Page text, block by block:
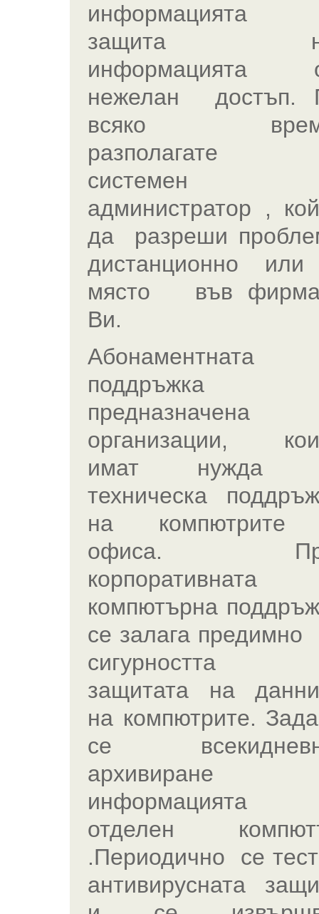
защита
информацията
нежелан достъп.
всяко
разполагате
системен
администратор ,
да разреши
дистанционно или
място във
Ви.
Абонаментната
поддръжка
предназначена
организации,
имат нужда
техническа
на
офиса.
корпоративната
компютърна
се залага предимно
сигурността
защитата на
на компютрите.
се
архивиране
информацията
отделен
.Периодично се
антивирусната